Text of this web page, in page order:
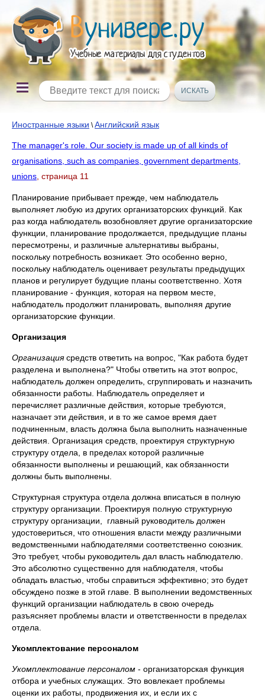
Иностранные языки \Английский язык
The manager's role. Our society is made up of all kinds of
organisations, such as companies, government departments,
unions , страница 11
Планирование прибывает прежде, чем наблюдатель
выполняет любую из других организаторских функций. Как
раз когда наблюдатель возобновляет другие организаторские
функции, планирование продолжается, предыдущие планы
пересмотрены, и различные альтернативы выбраны,
поскольку потребность возникает. Это особенно верно,
поскольку наблюдатель оценивает результаты предыдущих
планов и регулирует будущие планы соответственно. Хотя
планирование - функция, которая на первом месте,
наблюдатель продолжит планировать, выполняя другие
организаторские функции.
Организация
Организациясредств ответить на вопрос, "Как работа будет
разделена и выполнена?" Чтобы ответить на этот вопрос,
наблюдатель должен определить, сгруппировать и назначить
обязанности работы. Наблюдатель определяет и
перечисляет различные действия, которые требуются,
назначает эти действия, и в то же самое время дает
подчиненным, власть должна была выполнить назначенные
действия. Организация средств, проектируя структурную
структуру отдела, в пределах которой различные
обязанности выполнены и решающий, как обязанности
должны быть выполнены.
Структурная структура отдела должна вписаться в полную
структуру организации. Проектируя полную структурную
структуру организации, главный руководитель должен
удостовериться, что отношения власти между различными
ведомственными наблюдателями соответственно союзник.
Это требует, чтобы руководитель дал власть наблюдателю.
Это абсолютно существенно для наблюдателя, чтобы
обладать властью, чтобы справиться эффективно; это будет
обсуждено позже в этой главе. В выполнении ведомственных
функций организации наблюдатель в свою очередь
разъясняет проблемы власти и ответственности в пределах
отдела.
Укомплектование персоналом
Укомплектование персоналом - организаторская функция
отбора и учебных служащих. Это вовлекает проблемы
оценки их работы, продвижения их, и если их с